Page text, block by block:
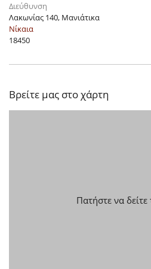
Διεύθυνση
Λακωνίας 140, Μανιάτικα
Νίκαια
18450
Βρείτε μας στο χάρτη
Πατήστε να